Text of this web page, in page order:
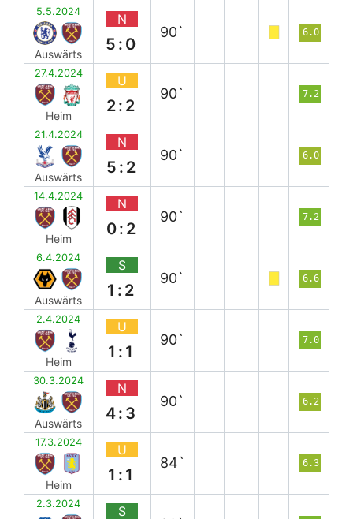
5.5.2024
Auswärts
N
5:0
90` 6.0
27.4.2024
Heim
U
2:2
90` 7.2
21.4.2024
Auswärts
N
5:2
90` 6.0
14.4.2024
Heim
N
0:2
90` 7.2
6.4.2024
Auswärts
S
1:2
90` 6.6
2.4.2024
Heim
U
1:1
90` 7.0
30.3.2024
Auswärts
N
4:3
90` 6.2
17.3.2024
Heim
U
1:1
84` 6.3
2.3.2024 S